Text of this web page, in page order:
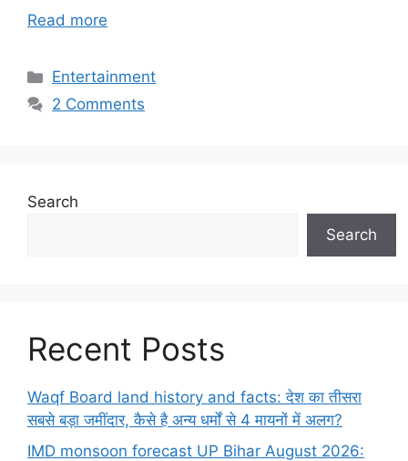
Read more
Categories
Entertainment
2 Comments
Search
Search
Recent Posts
Waqf Board land history and facts: देश का तीसरा
सबसे बड़ा जमींदार, कैसे है अन्य धर्मों से 4 मायनों में अलग?
IMD monsoon forecast UP Bihar August 2026: